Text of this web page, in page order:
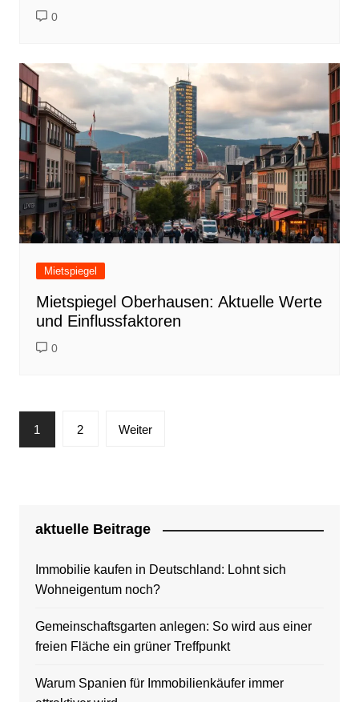
0
Mietspiegel
Mietspiegel Oberhausen: Aktuelle Werte
und Einflussfaktoren
0
Seitennummerierung
der
1 2 Weiter
aktuelle Beitrage
Immobilie kaufen in Deutschland: Lohnt sich
Wohneigentum noch?
Gemeinschaftsgarten anlegen: So wird aus einer
freien Fläche ein grüner Treffpunkt
Warum Spanien für Immobilienkäufer immer